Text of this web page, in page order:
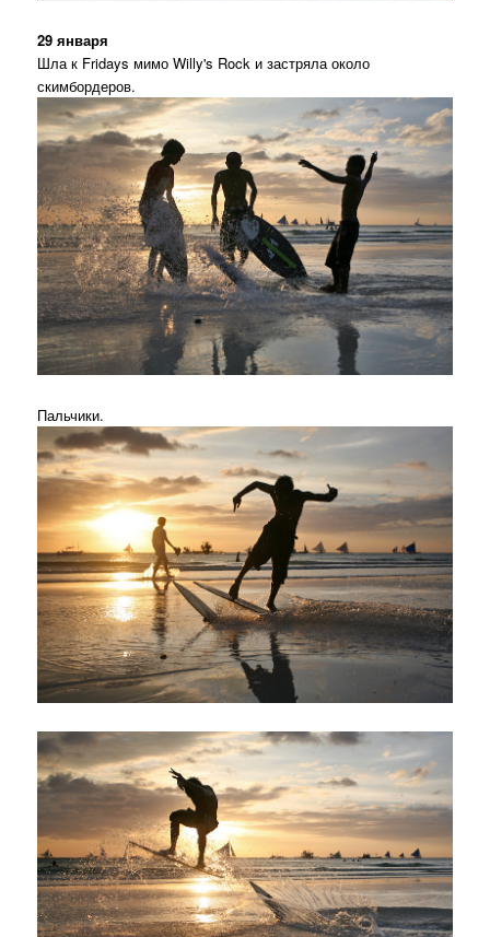
29 января
Шла к Fridays мимо Willy's Rock и застряла около
скимбордеров.
Пальчики.